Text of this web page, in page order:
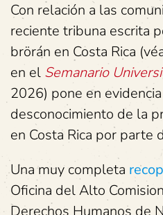
Con relación a las
reciente tribuna escrita
brörán en Costa Rica
en el Semanario
2026) pone en
desconocimiento de la
en Costa Rica por parte
Una muy completa
Oficina del Alto
Derechos Humanos de